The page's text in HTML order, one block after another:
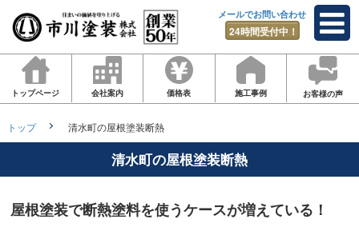
メールでお問い合わせ
24時間受付中！
トップページ 会社案内 価格表 施工事例 お客様の声
トップ 清水町の屋根塗装断熱
清水町の屋根塗装断熱
屋根塗装で断熱塗料を使うケースが増えている！